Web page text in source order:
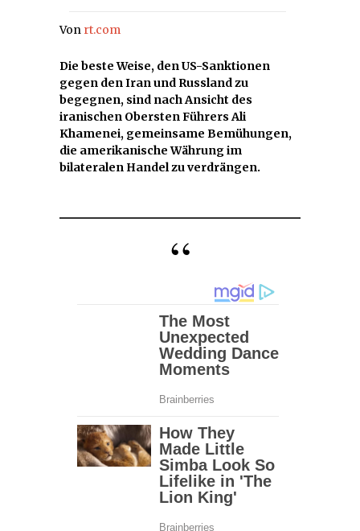
Von rt.com
Die beste Weise, den US-Sanktionen
gegen den Iran und Russland zu
begegnen, sind nach Ansicht des
iranischen Obersten Führers Ali
Khamenei, gemeinsame Bemühungen,
die amerikanische Währung im
bilateralen Handel zu verdrängen.